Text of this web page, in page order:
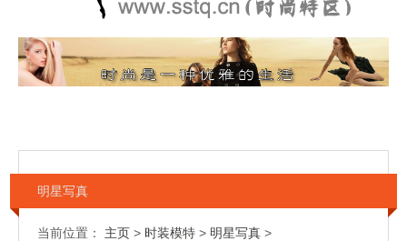
明星写真
当前位置： 主页 > 时装模特 > 明星写真 >